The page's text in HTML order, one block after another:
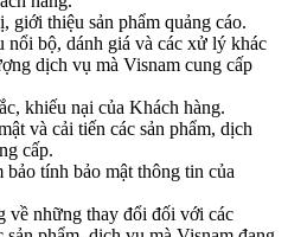
thiệu sản phẩm quảng cáo.
bộ, dánh giá và các xử lý khác
dịch vụ mà Visnam cung cấp
khiếu nại của Khách hàng.
và cải tiến các sản phẩm, dịch
cấp.
tính bảo mật thông tin của
những thay đổi đối với các